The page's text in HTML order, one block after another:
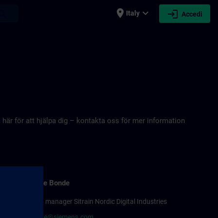
place Italy expand_more login Accedi
för att hjälpa dig – kontakta oss för mer information
Susanne Bonde
Training manager Sitrain Nordic Digital Industries